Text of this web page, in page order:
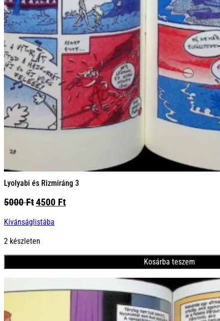
Lyolyabi és Rizmiráng 3
5000FtOriginal
was:
4500 FtCurrent
Kívánságlistába
2 készleten
Kosárba teszem